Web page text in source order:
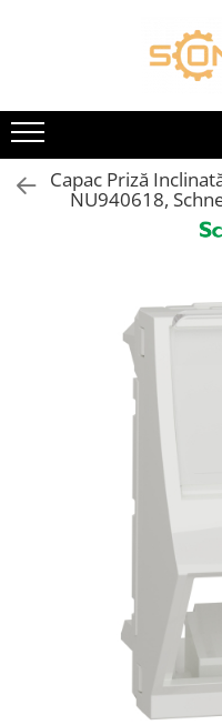
Toate Produsele
FOTOVOLTAICE
Acumulatori
ATS / Comutatoare
Panouri Fotovoltaice
Sisteme de prindere
Sisteme Fotovoltaice
Busbar Șine Conexiuni
Jgheab metalic
Pat de cablu PVC
Capac Priză
NU940618,